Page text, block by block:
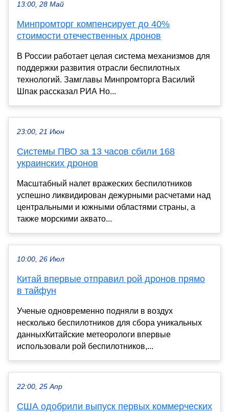
13:00, 28 Май
Минпромторг компенсирует до 40%
стоимости отечественных дронов
В России работает целая система механизмов для
поддержки развития отрасли беспилотных
технологий. Замглавы Минпромторга Василий
Шпак рассказал РИА Но...
23:00, 21 Июн
Системы ПВО за 13 часов сбили 168
украинских дронов
Масштабный налет вражеских беспилотников
успешно ликвидирован дежурными расчетами над
центральными и южными областями страны, а
также морскими аквато...
10:00, 26 Июл
Китай впервые отправил рой дронов прямо
в тайфун
Ученые одновременно подняли в воздух
несколько беспилотников для сбора уникальных
данныхКитайские метеорологи впервые
использовали рой беспилотников,...
22:00, 25 Апр
США одобрили выпуск первых коммерческих